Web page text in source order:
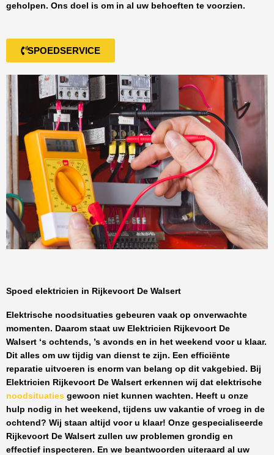
geholpen. Ons doel is om in al uw behoeften te voorzien.
SPOEDSERVICE
Spoed elektricien in Rijkevoort De Walsert
Elektrische noodsituaties gebeuren vaak op onverwachte
momenten. Daarom staat uw Elektricien Rijkevoort De
Walsert ‘s ochtends, ’s avonds en in het weekend voor u klaar.
Dit alles om uw tijdig van dienst te zijn. Een efficiënte
reparatie uitvoeren is enorm van belang op dit vakgebied. Bij
Elektricien Rijkevoort De Walsert erkennen wij dat elektrische
noodsituaties gewoon niet kunnen wachten. Heeft u onze
hulp nodig in het weekend, tijdens uw vakantie of vroeg in de
ochtend? Wij staan altijd voor u klaar! Onze gespecialiseerde
Rijkevoort De Walsert zullen uw problemen grondig en
effectief inspecteren. En we beantwoorden uiteraard al uw